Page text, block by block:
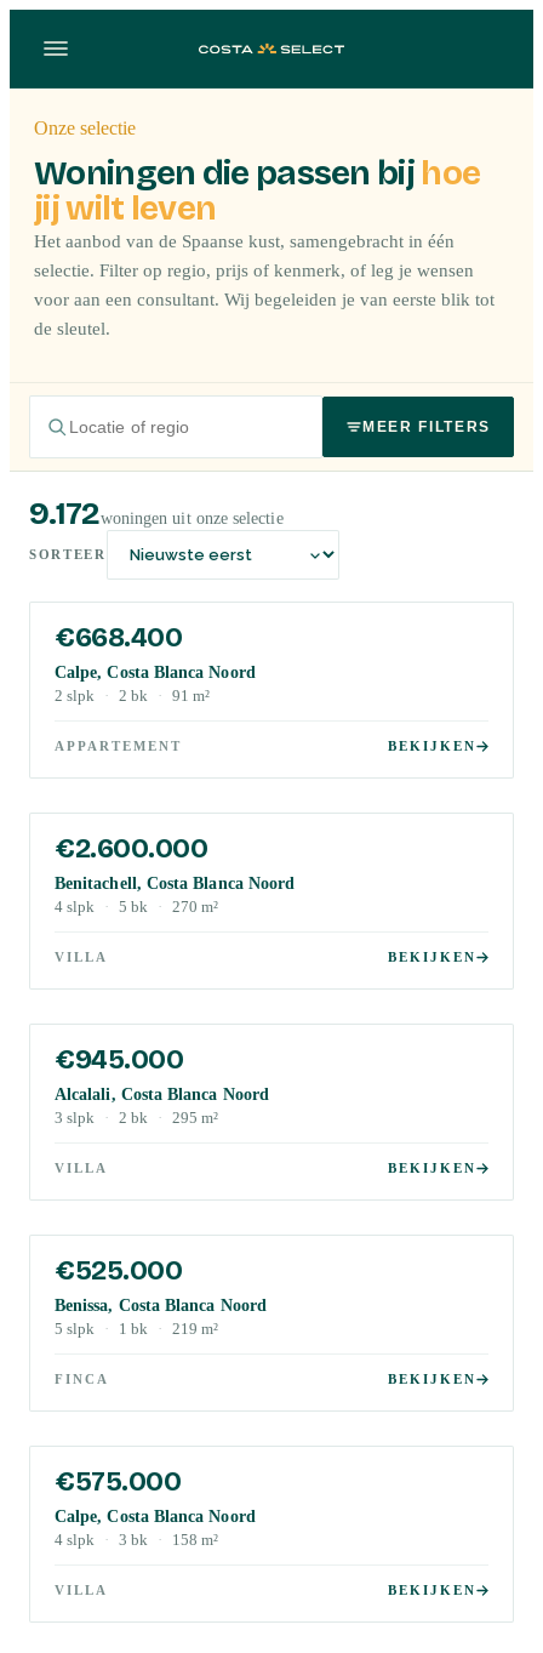
Onze selectie
Woningen die passen bij hoe
jij wilt leven
Het aanbod van de Spaanse kust, samengebracht in één
selectie. Filter op regio, prijs of kenmerk, of leg je wensen
voor aan een consultant. Wij begeleiden je van eerste blik tot
de sleutel.
MEER FILTERS
9.172woningen uit onze selectie
SORTEER
€668.400
Calpe, Costa Blanca Noord
2 slpk · 2 bk · 91 m²
APPARTEMENT BEKIJKEN
€2.600.000
Benitachell, Costa Blanca Noord
4 slpk · 5 bk · 270 m²
VILLA BEKIJKEN
€945.000
Alcalali, Costa Blanca Noord
3 slpk · 2 bk · 295 m²
VILLA BEKIJKEN
€525.000
Benissa, Costa Blanca Noord
5 slpk · 1 bk · 219 m²
FINCA BEKIJKEN
€575.000
Calpe, Costa Blanca Noord
4 slpk · 3 bk · 158 m²
VILLA BEKIJKEN